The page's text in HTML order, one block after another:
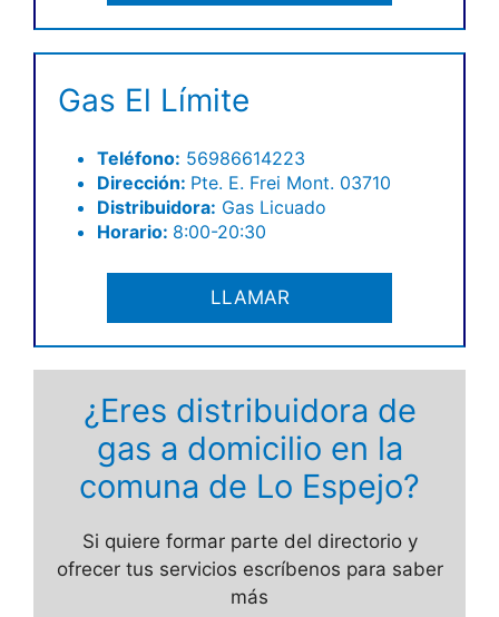
Gas El Límite
Teléfono: 56986614223
Dirección: Pte. E. Frei Mont. 03710
Distribuidora: Gas Licuado
Horario: 8:00-20:30
LLAMAR
¿Eres distribuidora de
gas a domicilio en la
comuna de Lo Espejo?
Si quiere formar parte del directorio y
ofrecer tus servicios escríbenos para saber
más